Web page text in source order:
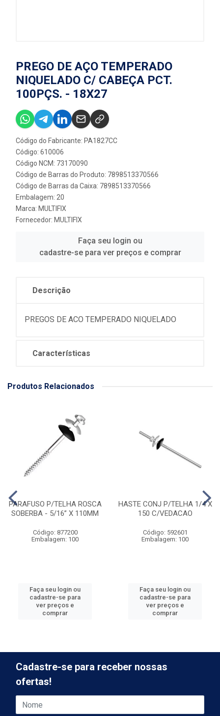
PREGO DE AÇO TEMPERADO
NIQUELADO C/ CABEÇA PCT.
100PÇS. - 18X27
Código do Fabricante: PA1827CC
Código: 610006
Código NCM: 73170090
Código de Barras do Produto: 7898513370566
Código de Barras da Caixa: 7898513370566
Embalagem: 20
Marca: MULTIFIX
Fornecedor: MULTIFIX
Faça seu login ou
cadastre-se para ver preços e comprar
Descrição
PREGOS DE ACO TEMPERADO NIQUELADO
Características
Produtos Relacionados
PARAFUSO P/TELHA ROSCA
SOBERBA - 5/16” X 110MM
Código: 877200
Embalagem: 100
Faça seu login ou
cadastre-se para
ver preços e
comprar
HASTE CONJ P/TELHA 1/4 X
150 C/VEDACAO
Código: 592601
Embalagem: 100
Faça seu login ou
cadastre-se para
ver preços e
comprar
Cadastre-se para receber nossas
ofertas!